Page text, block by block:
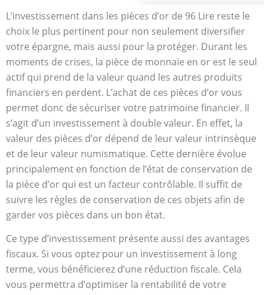
L’investissement dans les pièces d’or de 96 Lire reste le
choix le plus pertinent pour non seulement diversifier
votre épargne, mais aussi pour la protéger. Durant les
moments de crises, la pièce de monnaie en or est le seul
actif qui prend de la valeur quand les autres produits
financiers en perdent. L’achat de ces pièces d’or vous
permet donc de sécuriser votre patrimoine financier. Il
s’agit d’un investissement à double valeur. En effet, la
valeur des pièces d’or dépend de leur valeur intrinsèque
et de leur valeur numismatique. Cette dernière évolue
principalement en fonction de l’état de conservation de
la pièce d’or qui est un facteur contrôlable. Il suffit de
suivre les règles de conservation de ces objets afin de
garder vos pièces dans un bon état.
Ce type d’investissement présente aussi des avantages
fiscaux. Si vous optez pour un investissement à long
terme, vous bénéficierez d’une réduction fiscale. Cela
vous permettra d’optimiser la rentabilité de votre